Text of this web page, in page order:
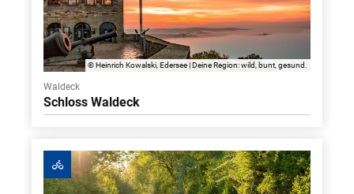
© Heinrich Kowalski, Edersee | Deine Region: wild, bunt, gesund.
Waldeck
Schloss Waldeck